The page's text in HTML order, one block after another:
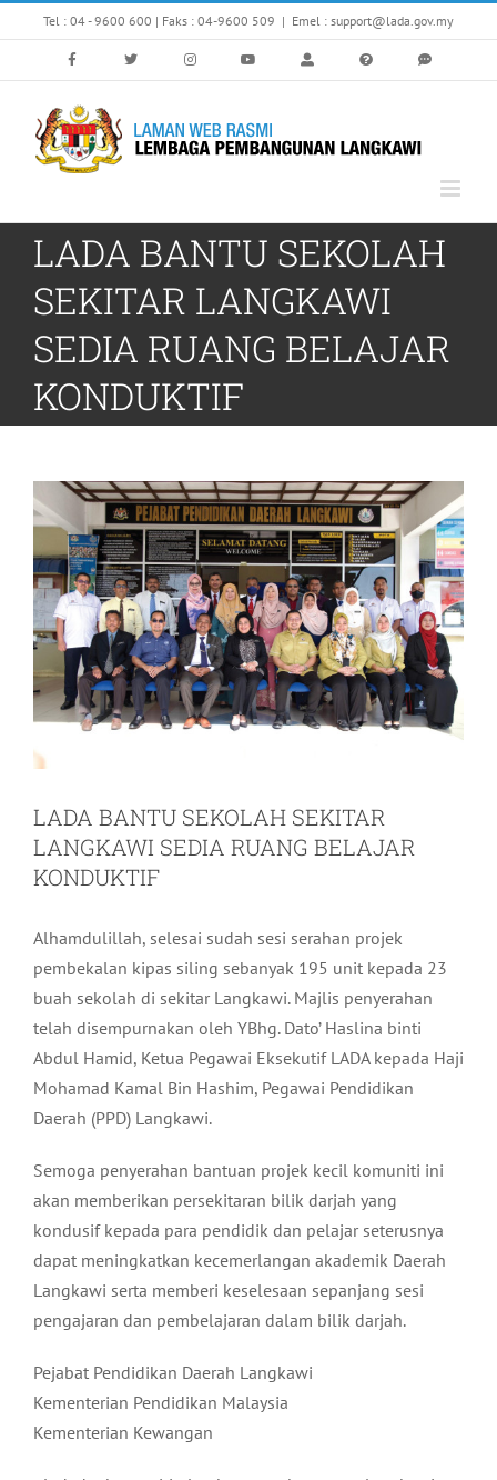
to
Tel : 04 - 9600 600 | Faks : 04-9600 509 | Emel : support@lada.gov.my
LADA BANTU SEKOLAH
SEKITAR LANGKAWI
SEDIA RUANG BELAJAR
KONDUKTIF
LADA BANTU SEKOLAH SEKITAR
LANGKAWI SEDIA RUANG BELAJAR
KONDUKTIF
Alhamdulillah, selesai sudah sesi serahan projek
pembekalan kipas siling sebanyak 195 unit kepada 23
buah sekolah di sekitar Langkawi. Majlis penyerahan
telah disempurnakan oleh YBhg. Dato’ Haslina binti
Abdul Hamid, Ketua Pegawai Eksekutif LADA kepada Haji
Mohamad Kamal Bin Hashim, Pegawai Pendidikan
Daerah (PPD) Langkawi.
Semoga penyerahan bantuan projek kecil komuniti ini
akan memberikan persekitaran bilik darjah yang
kondusif kepada para pendidik dan pelajar seterusnya
dapat meningkatkan kecemerlangan akademik Daerah
Langkawi serta memberi keselesaan sepanjang sesi
pengajaran dan pembelajaran dalam bilik darjah.
Pejabat Pendidikan Daerah Langkawi
Kementerian Pendidikan Malaysia
Kementerian Kewangan